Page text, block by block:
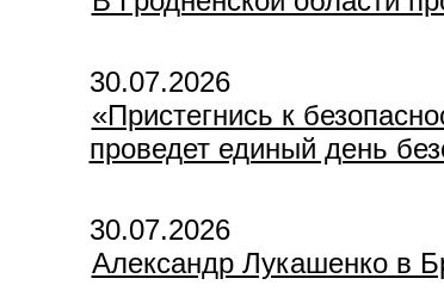
30.07.2026
«Пристегнись к
проведет единый день
30.07.2026
Александр Лукашенко в